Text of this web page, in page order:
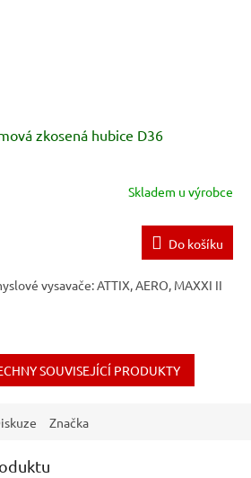
zkosená hubice D36
Skladem u výrobce
Do košíku
vysavače: ATTIX, AERO, MAXXI II
SOUVISEJÍCÍ PRODUKTY
Značka